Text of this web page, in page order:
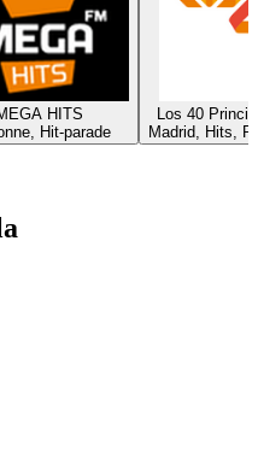
HITS
Hit-parade
Los 40
Madrid, Hits,